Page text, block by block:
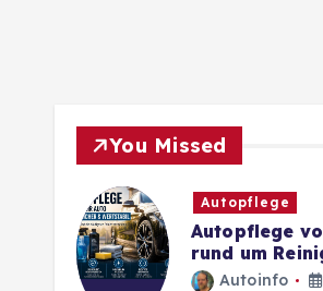
You Missed
Autopflege
Autopflege
rund um
Autoinfo